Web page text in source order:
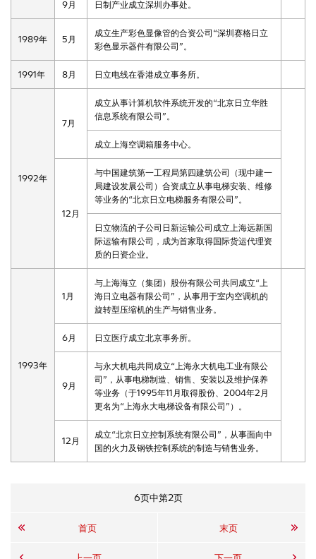
9月 日制产业成立深圳办事处。
1989年 5月
成立生产彩色显像管的合资公司“深圳赛格日立
彩色显示器件有限公司”。
1991年 8月 日立电线在香港成立事务所。
1992年
7月
成立从事计算机软件系统开发的“北京日立华胜
信息系统有限公司”。
成立上海空调箱服务中心。
12月
与中国建筑第一工程局第四建筑公司（现中建一
局建设发展公司）合资成立从事电梯安装、维修
等业务的“北京日立电梯服务有限公司”。
日立物流的子公司日新运输公司成立上海远新国
际运输有限公司，成为首家取得国际货运代理资
质的日资企业。
1993年
1月
与上海海立（集团）股份有限公司共同成立“上
海日立电器有限公司”，从事用于室内空调机的
旋转型压缩机的生产与销售业务。
6月 日立医疗成立北京事务所。
9月
与永大机电共同成立“上海永大机电工业有限公
司”，从事电梯制造、销售、安装以及维护保养
等业务（于1995年11月取得股份、2004年2月
更名为“上海永大电梯设备有限公司”）。
12月
成立“北京日立控制系统有限公司”，从事面向中
国的火力及钢铁控制系统的制造与销售业务。
6页中第2页
首页 末页